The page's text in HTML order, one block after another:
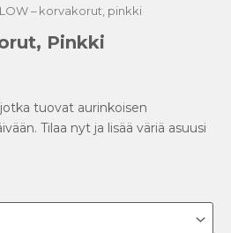
– korvakorut, pinkki
Pinkki
tuovat aurinkoisen
Tilaa nyt ja lisää väriä asuusi